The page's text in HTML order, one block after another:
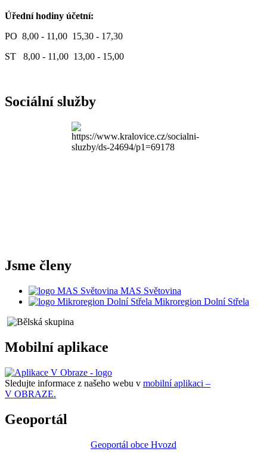
Úřední hodiny účetní:
PO 8,00 - 11,00 15,30 - 17,30
ST 8,00 - 11,00 13,00 - 15,00
Sociální služby
Jsme členy
MAS Světovina
Mikroregion Dolní Střela
Mobilní aplikace
Sledujte informace z našeho webu v mobilní aplikaci –
V OBRAZE.
Geoportál
Geoportál obce Hvozd